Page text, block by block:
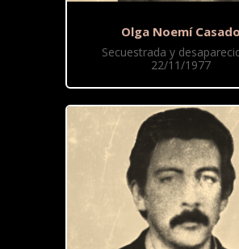
Olga Noemí Casado
Secuestrada y
22/11/1977